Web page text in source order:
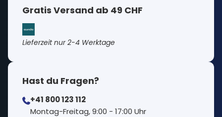
Gratis Versand ab 49 CHF
Lieferzeit nur 2-4 Werktage
Hast du Fragen?
+41 800 123 112
⁠Montag-Freitag, 9:00 - 17:00 Uhr